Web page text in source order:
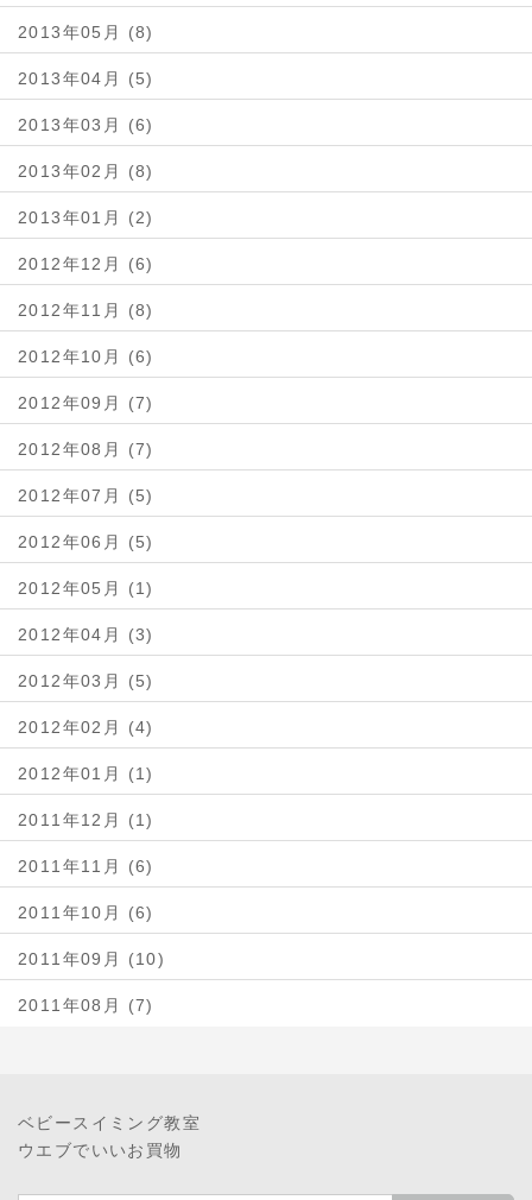
2013年05月 (8)
2013年04月 (5)
2013年03月 (6)
2013年02月 (8)
2013年01月 (2)
2012年12月 (6)
2012年11月 (8)
2012年10月 (6)
2012年09月 (7)
2012年08月 (7)
2012年07月 (5)
2012年06月 (5)
2012年05月 (1)
2012年04月 (3)
2012年03月 (5)
2012年02月 (4)
2012年01月 (1)
2011年12月 (1)
2011年11月 (6)
2011年10月 (6)
2011年09月 (10)
2011年08月 (7)
ベビースイミング教室
ウエブでいいお買物